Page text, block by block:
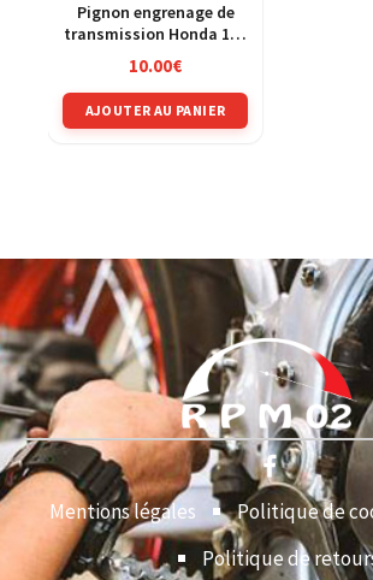
Pignon engrenage de
transmission Honda 125
PCX MLHJF28A
10.00€
AJOUTER AU PANIER
Mentions légales Politique de
Politique de